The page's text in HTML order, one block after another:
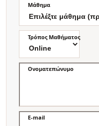
Μάθημα
Τρόπος Μαθήματος
Ονοματεπώνυμο
E-mail